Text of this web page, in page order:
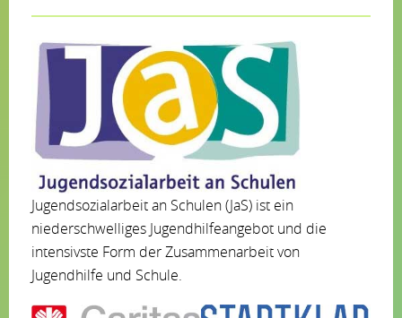
Jugendsozialarbeit an Schulen (JaS) ist ein
niederschwelliges Jugendhilfeangebot und die
intensivste Form der Zusammenarbeit von
Jugendhilfe und Schule.